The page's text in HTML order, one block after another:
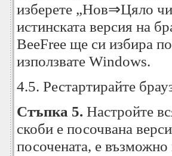
изберете „Нов⇒Цяло
истинската версия на
BeeFree ще си избира
използвате Windows.
4.5. Рестартирайте
Стъпка 5. Настройте
скоби е посочвана
посочената, е